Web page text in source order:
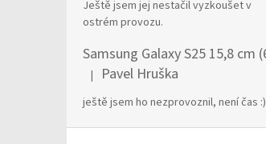
Ještě jsem jej nestačil vyzkoušet v
ostrém provozu.
Hodnocení produktu je 1 z 5 hvězdiček.
| Pavel Hruška
ještě jsem ho nezprovoznil, není čas :)